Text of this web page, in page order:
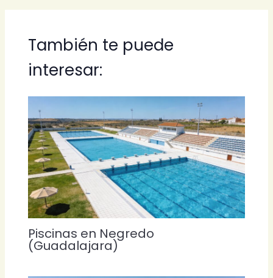
También te puede
interesar:
Piscinas en Negredo
(Guadalajara)